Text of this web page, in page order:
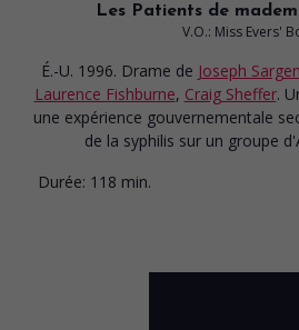
Les Patients de
V.O.: Miss Evers'
É.-U. 1996. Drame de Joseph
Laurence Fishburne, Craig Sheffer.
une expérience gouvernementale
de la syphilis sur un groupe
Durée: 118 min.